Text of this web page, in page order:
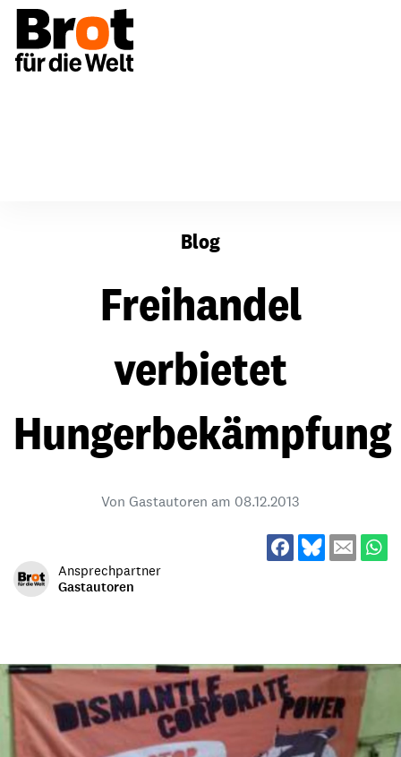
Blog
Freihandel
verbietet
Hungerbekämpfung
Von Gastautoren am 08.12.2013
Ansprechpartner
Gastautoren